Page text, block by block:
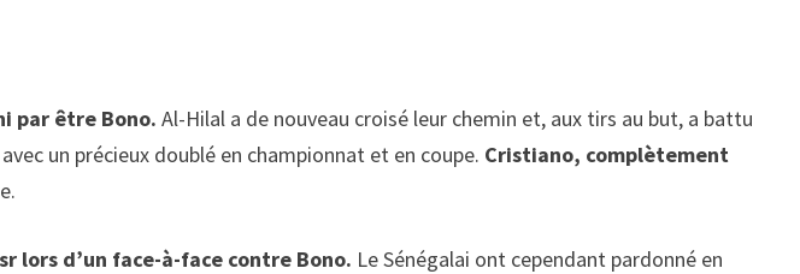
par être Bono. Al-Hilal a de nouveau croisé leur chemin et, aux tirs au but, a battu
un précieux doublé en championnat et en coupe. Cristiano, complètement
lors d’un face-à-face contre Bono. Le Sénégalai ont cependant pardonné en